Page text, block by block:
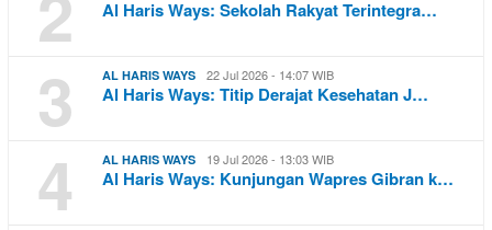
Al Haris Ways: Sekolah Rakyat Terintegra…
3 AL HARIS WAYS 22 Jul 2026 - 14:07 WIB
Al Haris Ways: Titip Derajat Kesehatan J…
4 AL HARIS WAYS 19 Jul 2026 - 13:03 WIB
Al Haris Ways: Kunjungan Wapres Gibran k…